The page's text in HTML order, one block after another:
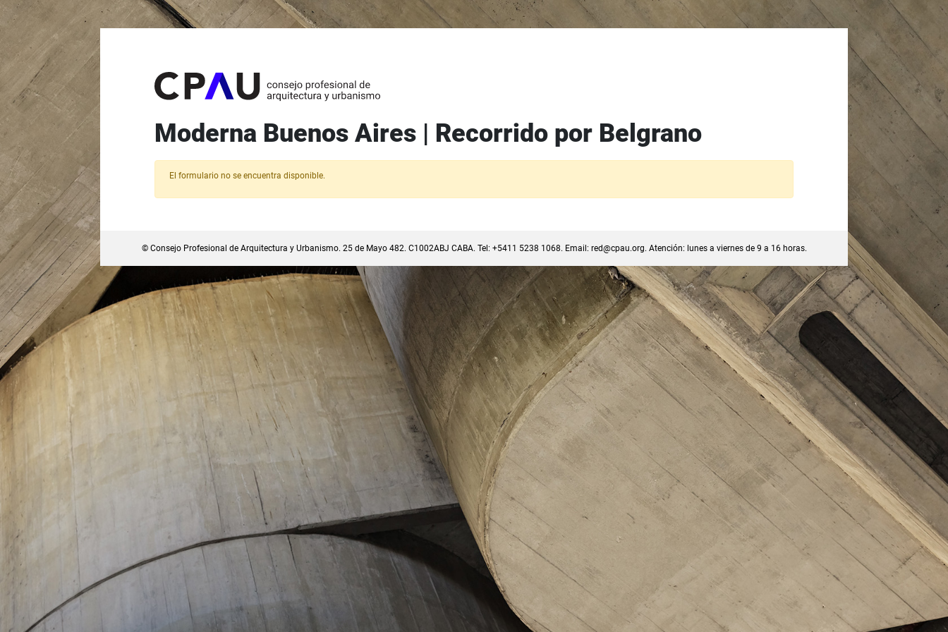
Moderna Buenos Aires | Recorrido por Belgrano
El formulario no se encuentra disponible.
© Consejo Profesional de Arquitectura y Urbanismo. 25 de Mayo 482. C1002ABJ CABA. Tel: +5411 5238 1068. Email: red@cpau.org. Atención: lunes a viernes de 9 a 16 horas.